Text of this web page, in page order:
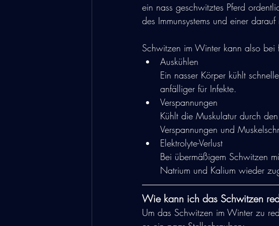
ein nass geschwitztes Pferd
des Immunsystems und einer
Schwitzen im Winter kann also bei
Auskühlen
Ein nasser Körper kühlt
anfälliger für Infekte.
Verspannungen
Kühlt die Muskulatur durch
Verspannungen und
Elektrolyte-Verlust
Bei übermäßigem Schwitzen
Natrium und Kalium wieder
Wie kann ich das Schwitzen
Um das Schwitzen im Winter zu